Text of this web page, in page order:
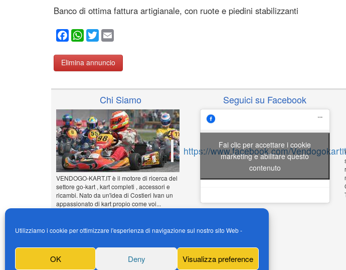
Utilizziamo i cookie per ottimizzare l'esperienza di navigazione sul nostro sito Web -
OK Deny Visualizza preference
Banco di ottima fattura artigianale, con ruote e piedini stabilizzanti
Facebook
WhatsApp
Twitter
Elimina annuncio
Chi Siamo
VENDOGO-KART.IT è il motore di ricerca del
settore go-kart , kart completi , accessori e
ricambi. Nato da un'idea di Costieri Ivan un
appassionato di kart propio come voi...
Inserisci il tuo annuncio
News
Seguici su Facebook
https://www.facebook.com/
Fai clic per accettare i cookie
marketing e abilitare questo
contenuto